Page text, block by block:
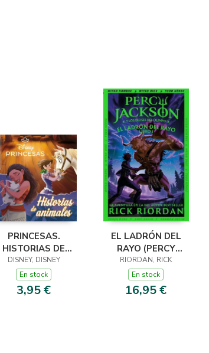
PRINCESAS.
HISTORIAS DE
ANIMALES.
PEQUECUENTOS
DISNEY, DISNEY
En stock
3,95 €
EL LADRÓN DEL
RAYO (PERCY
JACKSON Y LOS
DIOSES DEL
OLIMPO 1)
RIORDAN, RICK
En stock
16,95 €